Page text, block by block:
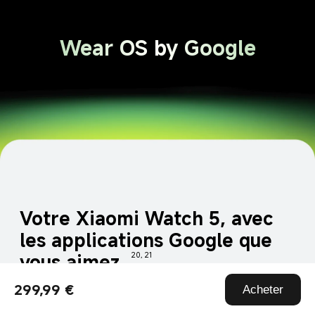
299,99 € Acheter
Wear OS by Google
Votre Xiaomi Watch 5, avec
les applications Google que
vous aimez.
20, 21
Tirez le meilleur parti des moments qui comptent
grâce à une plateforme pour montre intelligente qui